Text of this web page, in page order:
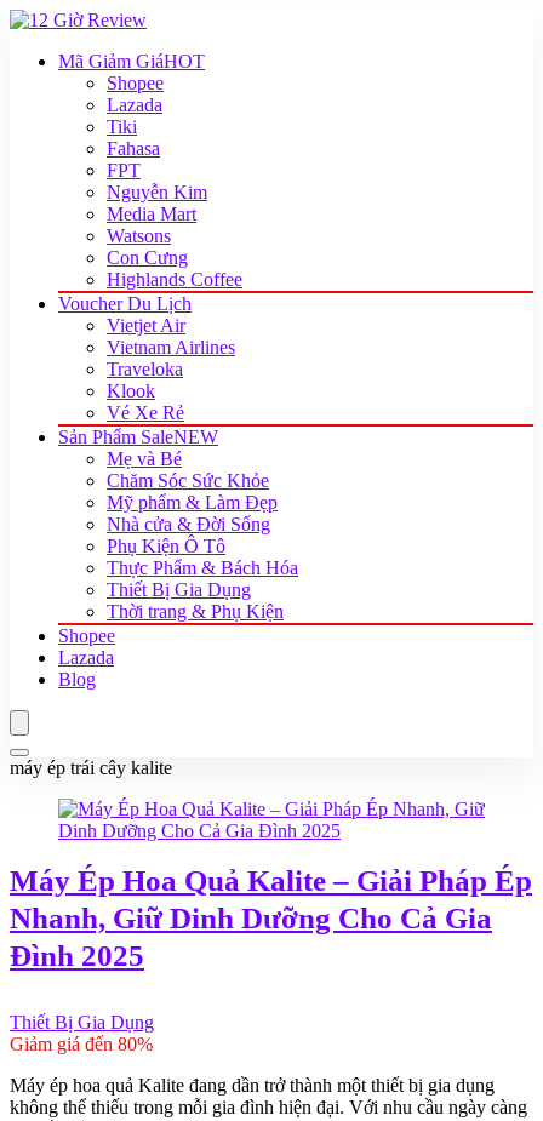
Mã Giảm GiáHOT
Shopee
Lazada
Tiki
Fahasa
FPT
Nguyễn Kim
Media Mart
Watsons
Con Cưng
Highlands Coffee
Voucher Du Lịch
Vietjet Air
Vietnam Airlines
Traveloka
Klook
Vé Xe Rẻ
Sản Phẩm SaleNEW
Mẹ và Bé
Chăm Sóc Sức Khỏe
Mỹ phẩm & Làm Đẹp
Nhà cửa & Đời Sống
Phụ Kiện Ô Tô
Thực Phẩm & Bách Hóa
Thiết Bị Gia Dụng
Thời trang & Phụ Kiện
Shopee
Lazada
Blog
máy ép trái cây kalite
Máy Ép Hoa Quả Kalite – Giải Pháp Ép
Nhanh, Giữ Dinh Dưỡng Cho Cả Gia
Đình 2025
Thiết Bị Gia Dụng
Giảm giá đến 80%
Máy ép hoa quả Kalite đang dần trở thành một thiết bị gia dụng
không thể thiếu trong mỗi gia đình hiện đại. Với nhu cầu ngày càng